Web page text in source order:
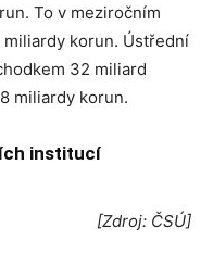
To v meziročním
korun. Ústřední
32 miliard
miliardy korun.
institucí
[Zdroj: ČSÚ]